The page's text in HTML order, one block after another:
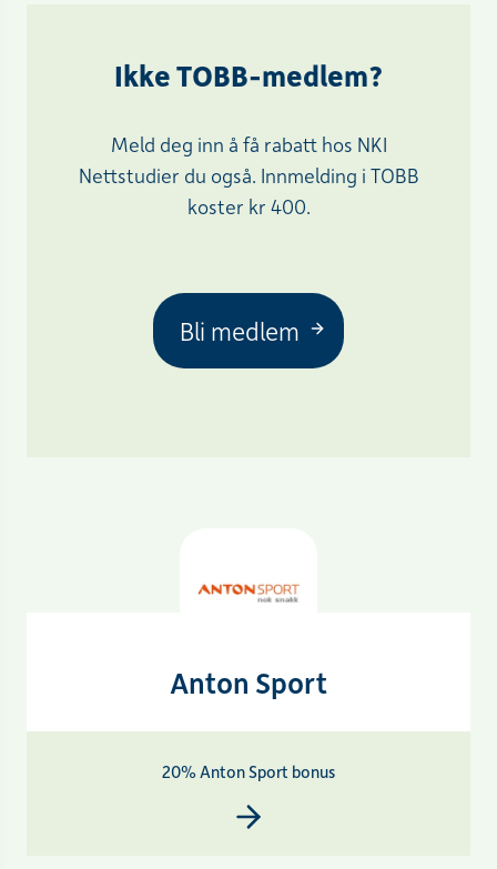
Ikke TOBB-medlem?
Meld deg inn å få rabatt hos NKI
Nettstudier du også. Innmelding i TOBB
koster kr 400.
Bli medlem
Anton Sport
20% Anton Sport bonus